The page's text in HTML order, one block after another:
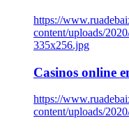
https://
content/uploads/
335x256.jpg
Casinos online
https://
content/uploads/